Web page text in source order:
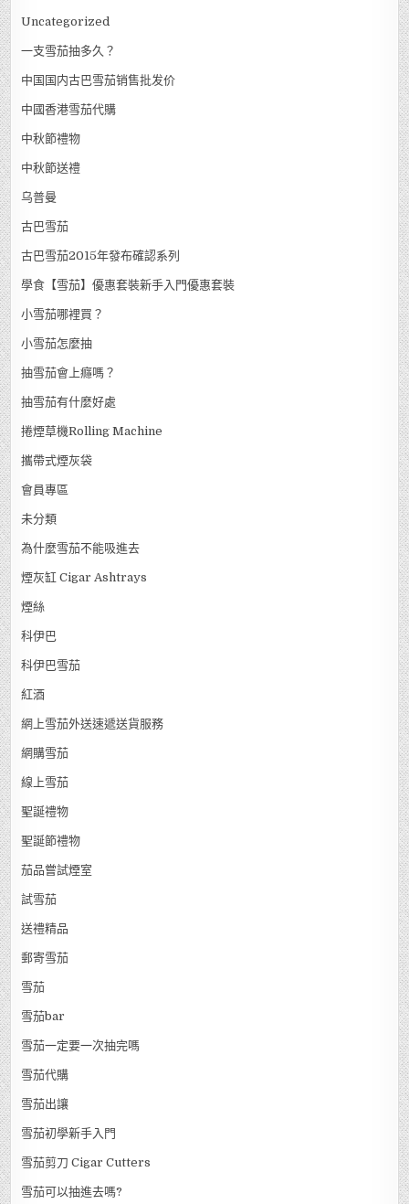
Uncategorized
一支雪茄抽多久？
中国国内古巴雪茄销售批发价
中國香港雪茄代購
中秋節禮物
中秋節送禮
乌普曼
古巴雪茄
古巴雪茄2015年發布確認系列
學食【雪茄】優惠套裝新手入門優惠套裝
小雪茄哪裡買？
小雪茄怎麼抽
抽雪茄會上癮嗎？
抽雪茄有什麼好處
捲煙草機Rolling Machine
攜帶式煙灰袋
會員專區
未分類
為什麼雪茄不能吸進去
煙灰缸 Cigar Ashtrays
煙絲
科伊巴
科伊巴雪茄
紅酒
網上雪茄外送速遞送貨服務
網購雪茄
線上雪茄
聖誕禮物
聖誕節禮物
茄品嘗試煙室
試雪茄
送禮精品
郵寄雪茄
雪茄
雪茄bar
雪茄一定要一次抽完嗎
雪茄代購
雪茄出讓
雪茄初學新手入門
雪茄剪刀 Cigar Cutters
雪茄可以抽進去嗎?